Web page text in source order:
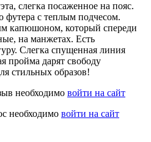
слегка посаженное на пояс.
футера с теплым подчесом.
капюшоном, который спереди
на манжетах. Есть
Слегка спущенная линия
пройма дарят свободу
стильных образов!
необходимо войти на сайт
необходимо войти на сайт